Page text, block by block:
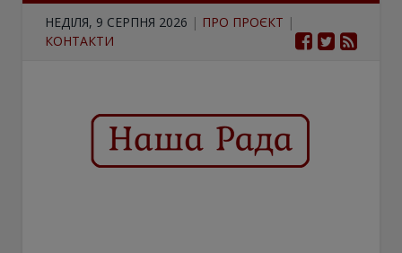
НЕДІЛЯ, 9 СЕРПНЯ 2026 | ПРО ПРОЄКТ |
КОНТАКТИ